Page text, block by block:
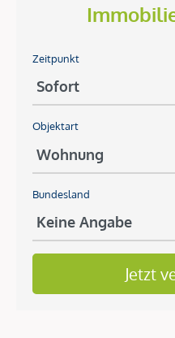
Zeitpunkt
Objektart
Bundesland
Jetzt